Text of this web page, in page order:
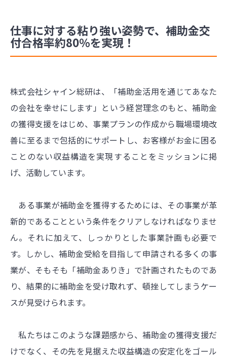
仕事に対する粘り強い姿勢で、補助金交
付合格率約80％を実現！
株式会社シャイン総研は、「補助金活用を通じてあなた
の会社を幸せにします」という経営理念のもと、補助金
の獲得支援をはじめ、事業プランの作成から職場環境改
善に至るまで包括的にサポートし、お客様がお金に困る
ことのない収益構造を実現することをミッションに掲
げ、活動しています。
ある事業が補助金を獲得するためには、その事業が革
新的であることという条件をクリアしなければなりませ
ん。それに加えて、しっかりとした事業計画も必要で
す。しかし、補助金受給を目指して申請される多くの事
業が、そもそも「補助金ありき」で計画されたものであ
り、結果的に補助金を受け取れず、頓挫してしまうケー
スが見受けられます。
私たちはこのような課題感から、補助金の獲得支援だ
けでなく、その先を見据えた収益構造の安定化をゴール